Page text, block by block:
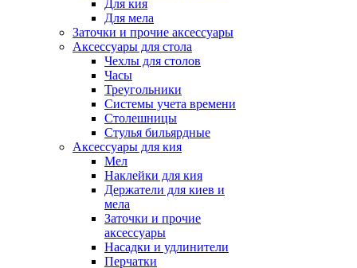
Для кия
Для мела
Заточки и прочие аксессуары
Аксессуары для стола
Чехлы для столов
Часы
Треугольники
Системы учета времени
Столешницы
Стулья бильярдные
Аксессуары для кия
Мел
Наклейки для кия
Держатели для киев и
мела
Заточки и прочие
аксессуары
Насадки и удлинители
Перчатки